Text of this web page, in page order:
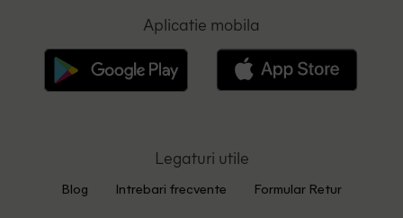
Aplicatie mobila
Legaturi utile
Blog Intrebari frecvente Formular Retur